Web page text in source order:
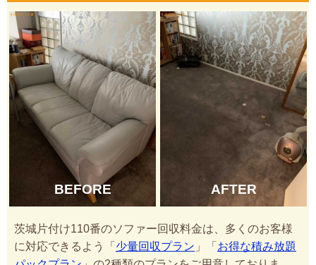
BEFORE AFTER
茨城片付け110番のソファー回収料金は、多くのお客様
に対応できるよう「 少量回収プラン 」「 お得な積み放題